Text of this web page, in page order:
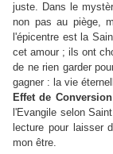
juste. Dans le
non pas au piège,
l'épicentre est la
cet amour ; ils ont
de ne rien garder
gagner : la vie
Effet de
l'Evangile selon
lecture pour laisser
mon être.